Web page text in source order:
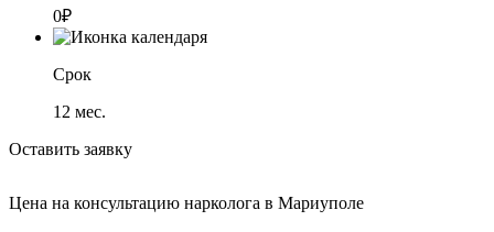
0₽
Срок
12 мес.
Оставить заявку
Цена на консультацию нарколога в Мариуполе